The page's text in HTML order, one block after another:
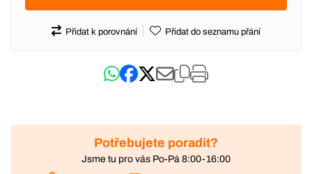
Přidat k porovnání Přidat do seznamu přání
Potřebujete poradit?
Jsme tu pro vás Po-Pá 8:00-16:00